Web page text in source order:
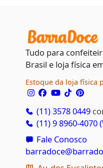
Tudo para
Brasil e loja física
Estoque da loja física
(11) 3578 0449
(11) 9 8960-4070
Fale Conosco